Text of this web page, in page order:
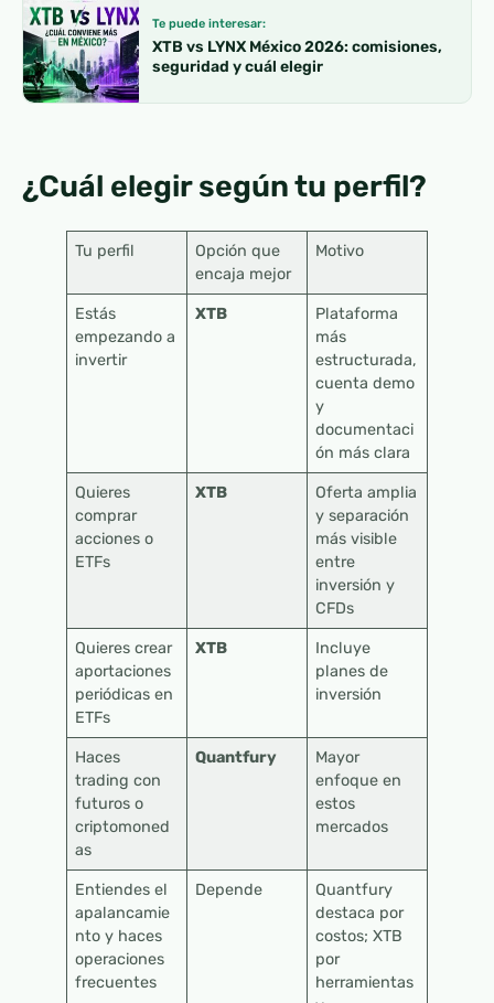
Te puede interesar:
XTB vs LYNX México 2026: comisiones,
seguridad y cuál elegir
¿Cuál elegir según tu perfil?
Tu perfil
Opción que
encaja mejor
Motivo
Estás
empezando a
invertir
XTB
Plataforma
más
estructurada,
cuenta demo
y
documentaci
ón más clara
Quieres
comprar
acciones o
ETFs
XTB
Oferta amplia
y separación
más visible
entre
inversión y
CFDs
Quieres crear
aportaciones
periódicas en
ETFs
XTB
Incluye
planes de
inversión
Haces
trading con
futuros o
criptomoned
as
Quantfury
Mayor
enfoque en
estos
mercados
Entiendes el
apalancamie
nto y haces
operaciones
frecuentes
Depende
Quantfury
destaca por
costos; XTB
por
herramientas